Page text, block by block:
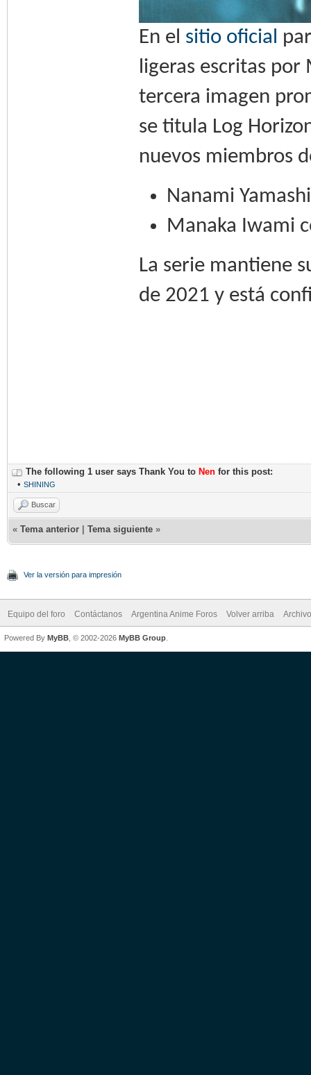
En el sitio oficial
ligeras escritas por
tercera imagen
se titula Log
nuevos miembros
Nanami
Manaka Iwami
La serie mantiene
de 2021 y está
The following 1 user says Thank You to Nen for this post:
• SHINING
Buscar
« Tema anterior Tema siguiente »
Ver la versión para impresión
Equipo del foro Contáctanos Argentina Anime Foros Volver arriba
Powered By MyBB , © 2002-2026 MyBB Group